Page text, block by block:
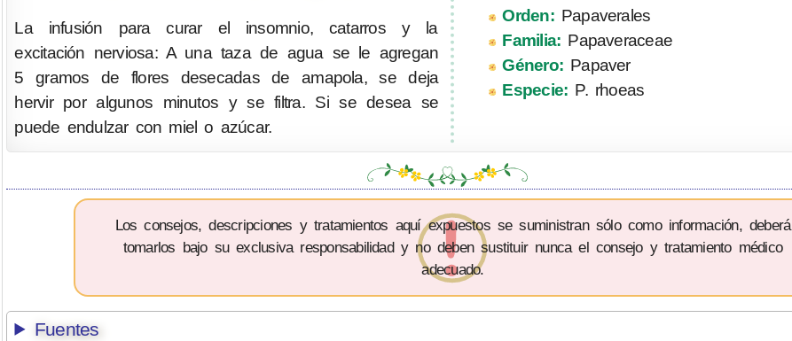
La infusión para curar el insomnio, catarros y la
excitación nerviosa: A una taza de agua se le agregan
5 gramos de flores desecadas de amapola, se deja
hervir por algunos minutos y se filtra. Si se desea se
puede endulzar con miel o azúcar.
Orden: Papaverales
Familia: Papaveraceae
Género: Papaver
Especie: P. rhoeas
Los consejos, descripciones y tratamientos aquí expuestos se suministran sólo como información, deberá
tomarlos bajo su exclusiva responsabilidad y no deben sustituir nunca el consejo y tratamiento médico
adecuado.
Fuentes